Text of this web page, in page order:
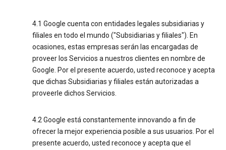
4.1 Google cuenta con entidades legales subsidiarias y
filiales en todo el mundo ("Subsidiarias y filiales"). En
ocasiones, estas empresas serán las encargadas de
proveer los Servicios a nuestros clientes en nombre de
Google. Por el presente acuerdo, usted reconoce y acepta
que dichas Subsidiarias y filiales están autorizadas a
proveerle dichos Servicios.
4.2 Google está constantemente innovando a fin de
ofrecer la mejor experiencia posible a sus usuarios. Por el
presente acuerdo, usted reconoce y acepta que el